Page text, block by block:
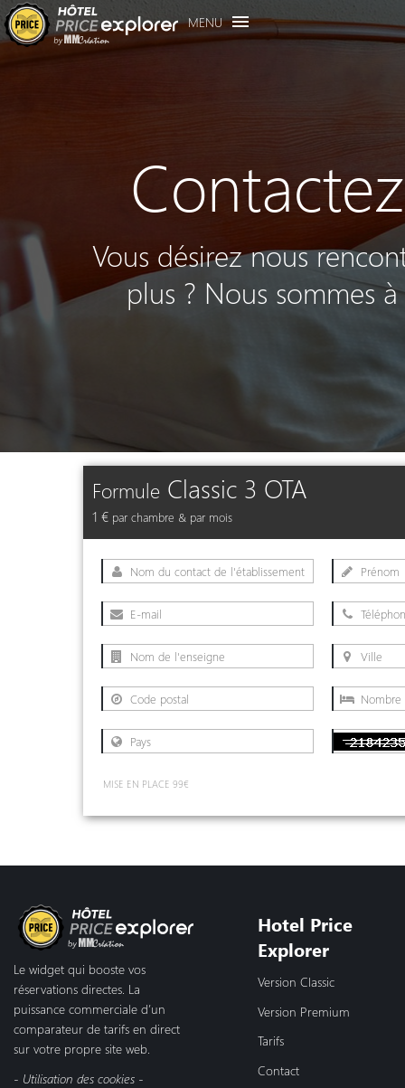
MENU
Vous désirez nous
plus ? Nous sommes
Formule Classic 3 OTA
1 € par chambre & par mois
MISE EN PLACE 99€
Le widget qui booste vos
réservations directes. La
puissance commerciale d’un
comparateur de tarifs en direct
sur votre propre site web.
- Utilisation des cookies -
Hotel Price
Explorer
Version Classic
Version Premium
Tarifs
Contact